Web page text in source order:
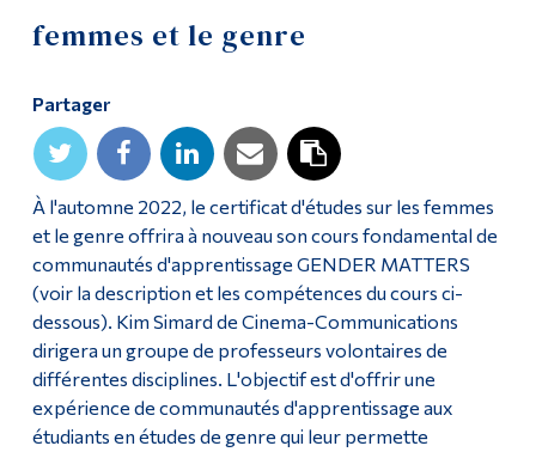
femmes et le genre
Partager
À l'automne 2022, le certificat d'études sur les femmes
et le genre offrira à nouveau son cours fondamental de
communautés d'apprentissage GENDER MATTERS
(voir la description et les compétences du cours ci-
dessous). Kim Simard de Cinema-Communications
dirigera un groupe de professeurs volontaires de
différentes disciplines. L'objectif est d'offrir une
expérience de communautés d'apprentissage aux
étudiants en études de genre qui leur permette
personnel administratif